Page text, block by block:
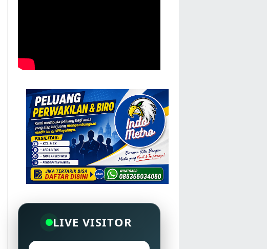
LIVE VISITOR